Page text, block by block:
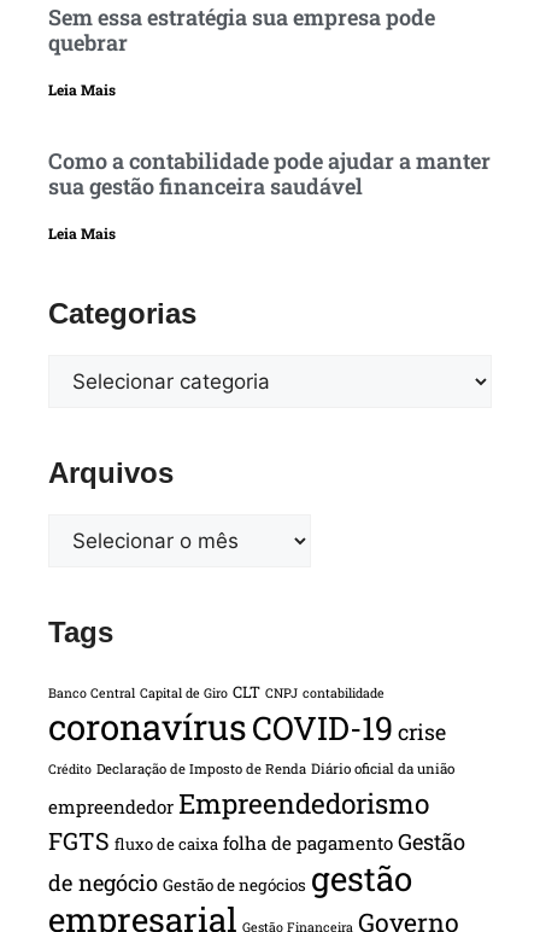
Sem essa estratégia sua empresa pode
quebrar
Leia Mais
Como a contabilidade pode ajudar a manter
sua gestão financeira saudável
Leia Mais
Categorias
Arquivos
Tags
Banco Central Capital de Giro CLT CNPJ contabilidade
coronavírusCOVID-19 crise
Crédito Declaração de Imposto de Renda Diário oficial da união
empreendedor Empreendedorismo
FGTS fluxo de caixa folha de pagamento Gestão
de negócio Gestão de negócios gestão
empresarial Gestão Financeira Governo